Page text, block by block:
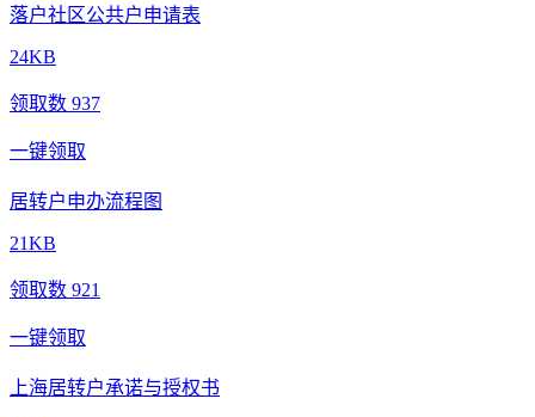
落户社区公共户申请表
24KB
领取数 937
一键领取
居转户申办流程图
21KB
领取数 921
一键领取
上海居转户承诺与授权书